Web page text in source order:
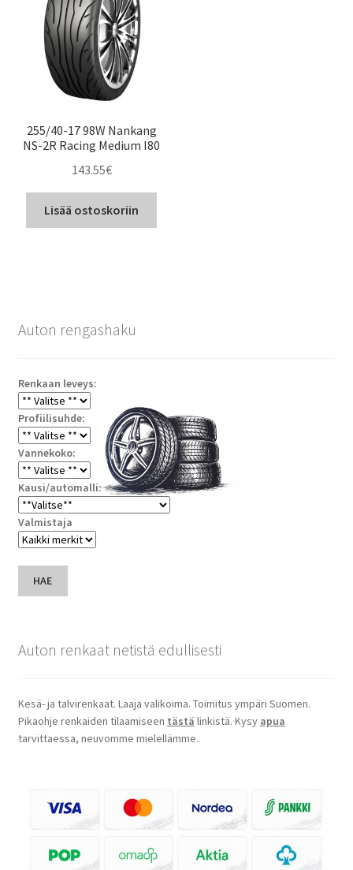
255/40-17 98W Nankang
NS-2R Racing Medium I80
143.55€
Lisää ostoskoriin
Auton rengashaku
Renkaan leveys:
Profiilisuhde:
Vannekoko:
Kausi/automalli:
Valmistaja
HAE
Auton renkaat netistä edullisesti
Kesä- ja talvirenkaat. Laaja valikoima. Toimitus ympäri Suomen.
Pikaohje renkaiden tilaamiseen tästä linkistä. Kysy apua
tarvittaessa, neuvomme mielellämme.